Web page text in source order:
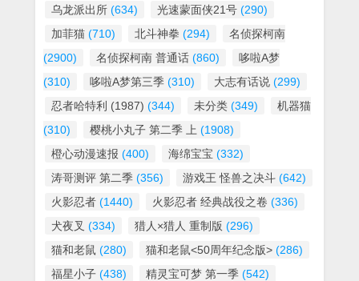
乌龙派出所 (634) 光速蒙面侠21号 (290)
加菲猫 (710) 北斗神拳 (294)
名侦探柯南
(2900)
名侦探柯南 普通话 (860)
哆啦A梦
(310)
哆啦A梦第三季 (310) 大志有话说 (299)
忍者哈特利 (1987) (344) 未分类 (349)
机器猫
(310)
樱桃小丸子 第二季 上 (1908)
橙心动漫速报 (400) 海绵宝宝 (332)
涛哥测评 第二季 (356) 游戏王 怪兽之决斗 (642)
火影忍者 (1440) 火影忍者 经典战役之卷 (336)
犬夜叉 (334) 猎人×猎人 重制版 (296)
猫和老鼠 (280) 猫和老鼠<50周年纪念版> (286)
福星小子 (438) 精灵宝可梦 第一季 (542)